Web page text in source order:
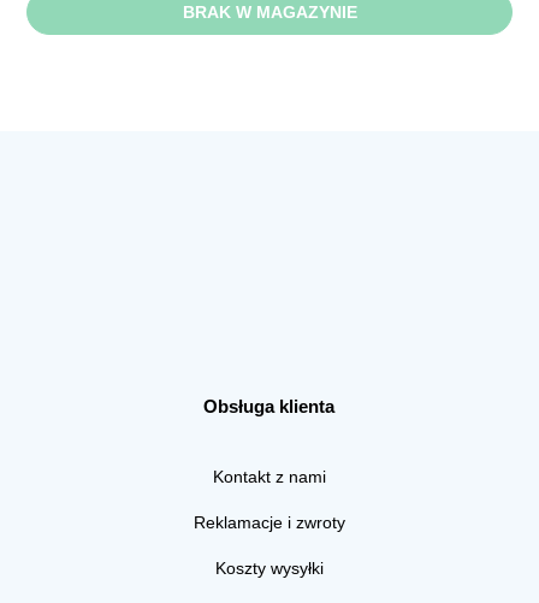
BRAK W MAGAZYNIE
Obsługa klienta
Kontakt z nami
Reklamacje i zwroty
Koszty wysyłki